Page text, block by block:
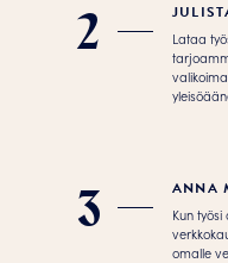
2
Lataa
3 ANNA
Kun
omalle